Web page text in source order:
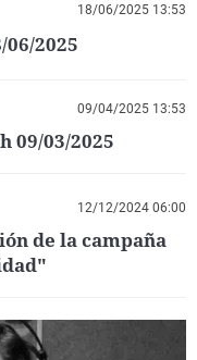
18/06/2025 13:53
2025
09/04/2025 13:53
09/03/2025
12/12/2024 06:00
de la campaña